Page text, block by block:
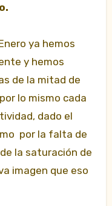
ya hemos
y hemos
de la mitad de
lo mismo cada
dado el
por la falta de
la saturación de
imagen que eso